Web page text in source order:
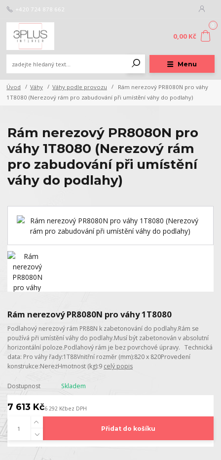
Menu
+420 724 878 662
0
0,00 Kč
Úvod Váhy Váhy podle provozu
Rám nerezový PR8080N pro váhy
1T8080 (Nerezový rám pro zabudování při umístění váhy do podlahy)
Rám nerezový PR8080N pro
váhy 1T8080 (Nerezový rám
pro zabudování při umístění
váhy do podlahy)
Rám nerezový PR8080N pro váhy 1T8080
Podlahový nerezový rám PR88N k zabetonování do podlahy.Rám se
používá při umístění váhy do podlahy.Musí být zabetonován v absolutní
horizontální poloze.Podlahový rám je bez povrchové úpravy. Technická
data: Pro váhy řady:1T88Vnitřní rozměr (mm):820 x 820Provedení
konstrukce:NerezHmotnost (kg):9 celý popis
Dostupnost Skladem
7 613 Kč6 292 Kčbez DPH
Přidat do košíku